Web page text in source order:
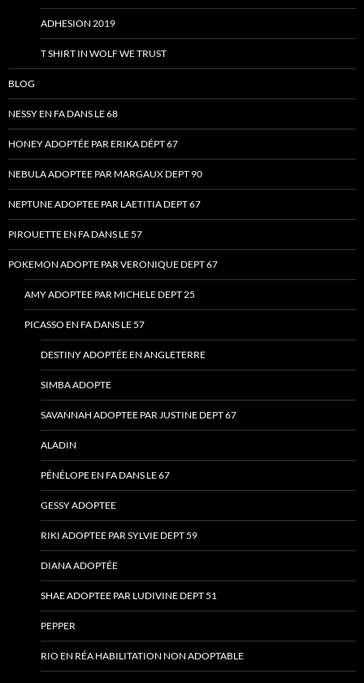
ADHESION 2019
T SHIRT IN WOLF WE TRUST
BLOG
NESSY EN FA DANS LE 68
HONEY ADOPTÉE PAR ERIKA DÉPT 67
NEBULA ADOPTEE PAR MARGAUX DEPT 90
NEPTUNE ADOPTEE PAR LAETITIA DEPT 67
PIROUETTE EN FA DANS LE 57
POKEMON ADOPTE PAR VERONIQUE DEPT 67
AMY ADOPTEE PAR MICHELE DEPT 25
PICASSO EN FA DANS LE 57
DESTINY ADOPTÉE EN ANGLETERRE
SIMBA ADOPTE
SAVANNAH ADOPTEE PAR JUSTINE DEPT 67
ALADIN
PÉNÉLOPE EN FA DANS LE 67
GESSY ADOPTEE
RIKI ADOPTEE PAR SYLVIE DEPT 59
DIANA ADOPTÉE
SHAE ADOPTEE PAR LUDIVINE DEPT 51
PEPPER
RIO EN RÉA HABILITATION NON ADOPTABLE